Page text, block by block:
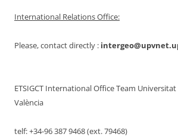
International Relations Office:
Please, contact directly :
ETSIGCT International Office Team
València
telf: +34-96 387 9468 (ext. 79468)